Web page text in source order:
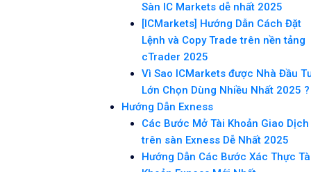
Sàn IC Markets dễ nhất 2025
[ICMarkets] Hướng Dẫn Cách Đặt
Lệnh và Copy Trade trên nền tảng
cTrader 2025
Vì Sao ICMarkets được Nhà Đầu
Lớn Chọn Dùng Nhiều Nhất 2025 ?
Hướng Dẫn Exness
Các Bước Mở Tài Khoản Giao Dịch
trên sàn Exness Dễ Nhất 2025
Hướng Dẫn Các Bước Xác Thực